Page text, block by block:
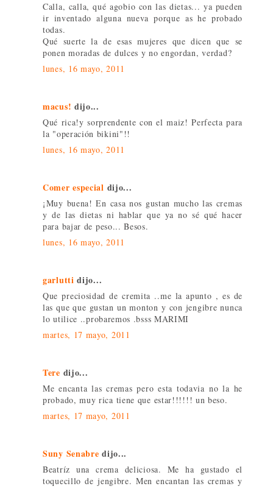
Calla, calla, qué agobio con las dietas... ya pueden
ir inventado alguna nueva porque as he probado
todas.
Qué suerte la de esas mujeres que dicen que se
ponen moradas de dulces y no engordan, verdad?
lunes, 16 mayo, 2011
macus! dijo...
Qué rica!y sorprendente con el maiz! Perfecta para
la "operación bikini"!!
lunes, 16 mayo, 2011
Comer especial dijo...
¡Muy buena! En casa nos gustan mucho las cremas
y de las dietas ni hablar que ya no sé qué hacer
para bajar de peso... Besos.
lunes, 16 mayo, 2011
garlutti dijo...
Que preciosidad de cremita ..me la apunto , es de
las que que gustan un monton y con jengibre nunca
lo utilice ..probaremos .bsss MARIMI
martes, 17 mayo, 2011
Tere dijo...
Me encanta las cremas pero esta todavia no la he
probado, muy rica tiene que estar!!!!!! un beso.
martes, 17 mayo, 2011
Suny Senabre dijo...
Beatríz una crema deliciosa. Me ha gustado el
toquecillo de jengibre. Men encantan las cremas y